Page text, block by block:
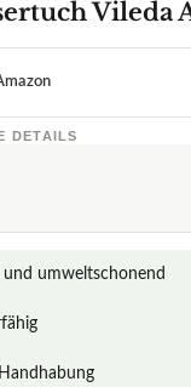
zu
Vileda
die
die Vileda
Allzwecktücher